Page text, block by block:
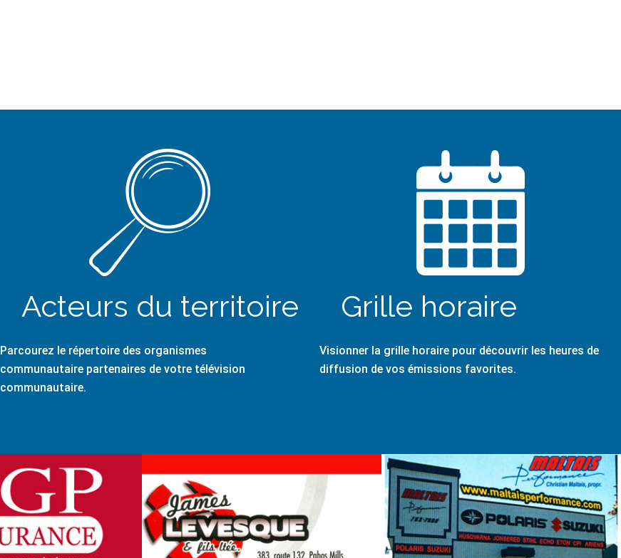
Acteurs du territoire
Parcourez le répertoire des organismes
communautaire partenaires de votre télévision
communautaire.
Grille horaire
Visionner la grille horaire pour découvrir les heures de
diffusion de vos émissions favorites.